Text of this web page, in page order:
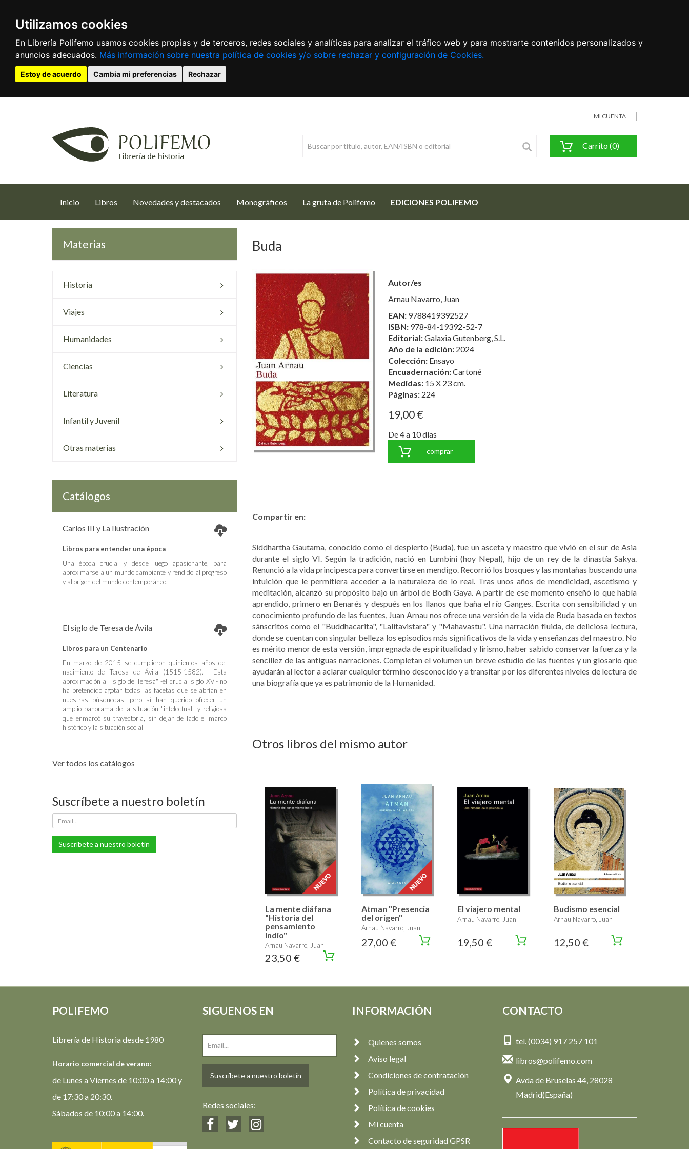
Utilizamos cookies
En Librería Polifemo usamos cookies propias y de terceros, redes sociales y analíticas para analizar el tráfico web y para mostrarte contenidos personalizados y
anuncios adecuados. Más información sobre nuestra política de cookies y/o sobre rechazar y configuración de Cookies.
Estoy de acuerdo Cambia mi preferencias Rechazar
MI CUENTA
Carrito (0)
Inicio (current)
Libros Novedades y destacados Monográficos La gruta de Polifemo EDICIONES POLIFEMO
Materias
Historia
Viajes
Humanidades
Ciencias
Literatura
Infantil y Juvenil
Otras materias
Catálogos
Carlos III y La Ilustración
Libros para entender una época
Una época crucial y desde luego apasionante, para
aproximarse a un mundo cambiante y rendido al progreso
y al origen del mundo contemporáneo.
El siglo de Teresa de Ávila
Libros para un Centenario
En marzo de 2015 se cumplieron quinientos años del
nacimiento de Teresa de Ávila (1515-1582). Esta
aproximación al "siglo de Teresa" -el crucial siglo XVI- no
ha pretendido agotar todas las facetas que se abrían en
nuestras búsquedas, pero sí han querido ofrecer un
amplio panorama de la situación "intelectual" y religiosa
que enmarcó su trayectoria, sin dejar de lado el marco
histórico y la situación social
Ver todos los catálogos
Suscríbete a nuestro boletín
Suscríbete a nuestro boletín
Buda
Autor/es
Arnau Navarro, Juan
EAN: 9788419392527
ISBN: 978-84-19392-52-7
Editorial:Galaxia Gutenberg, S.L.
Año de la edición: 2024
Colección: Ensayo
Encuadernación:Cartoné
Medidas: 15 X 23 cm.
Páginas: 224
19,00 €
De 4 a 10 días
comprar
Compartir en:
Siddhartha Gautama, conocido como el despierto (Buda), fue un asceta y maestro que vivió en el sur de Asia
durante el siglo VI. Según la tradición, nació en Lumbini (hoy Nepal), hijo de un rey de la dinastía Sakya.
Renunció a la vida principesca para convertirse en mendigo. Recorrió los bosques y las montañas buscando una
intuición que le permitiera acceder a la naturaleza de lo real. Tras unos años de mendicidad, ascetismo y
meditación, alcanzó su propósito bajo un árbol de Bodh Gaya. A partir de ese momento enseñó lo que había
aprendido, primero en Benarés y después en los llanos que baña el río Ganges. Escrita con sensibilidad y un
conocimiento profundo de las fuentes, Juan Arnau nos ofrece una versión de la vida de Buda basada en textos
sánscritos como el "Buddhacarita", "Lalitavistara" y "Mahavastu". Una narración fluida, de deliciosa lectura,
donde se cuentan con singular belleza los episodios más significativos de la vida y enseñanzas del maestro. No
es mérito menor de esta versión, impregnada de espiritualidad y lirismo, haber sabido conservar la fuerza y la
sencillez de las antiguas narraciones. Completan el volumen un breve estudio de las fuentes y un glosario que
ayudarán al lector a aclarar cualquier término desconocido y a transitar por los diferentes niveles de lectura de
una biografía que ya es patrimonio de la Humanidad.
Otros libros del mismo autor
La mente diáfana
"Historia del
pensamiento
indio"
Arnau Navarro, Juan
23,50 €
Atman "Presencia
del origen"
Arnau Navarro, Juan
27,00 €
El viajero mental
Arnau Navarro, Juan
19,50 €
Budismo esencial
Arnau Navarro, Juan
12,50 €
POLIFEMO
Librería de Historia desde 1980
Horario comercial de verano:
de Lunes a Viernes de 10:00 a 14:00 y
de 17:30 a 20:30.
Sábados de 10:00 a 14:00.
SIGUENOS EN
Suscríbete a nuestro boletín
Redes sociales:
INFORMACIÓN
Quienes somos
Aviso legal
Condiciones de contratación
Política de privacidad
Política de cookies
Mi cuenta
Contacto de seguridad GPSR
CONTACTO
tel. (0034) 917 257 101
libros@polifemo.com
Avda de Bruselas 44, 28028
Madrid(España)